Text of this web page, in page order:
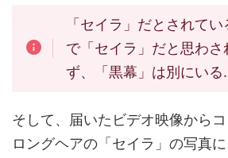
「セイラ」だとされて
で「セイラ」だと思わ
ず、「黒幕」は別にいる
そして、届いたビデオ映像から
ロングヘアの「セイラ」の写真